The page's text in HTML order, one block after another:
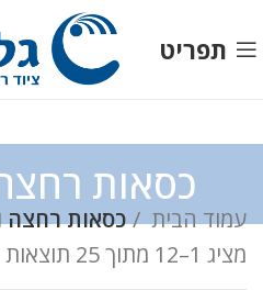
תפריט
כסאות
עמוד הבית
כסאות רחצה
מציג 1–12 מתוך 25 תוצאות